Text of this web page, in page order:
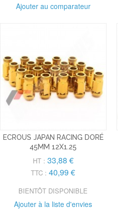
Ajouter au comparateur
ECROUS JAPAN RACING DORÉ
45MM 12X1.25
HT : 33,88 €
TTC : 40,99 €
BIENTÔT DISPONIBLE
Ajouter à la liste d'envies